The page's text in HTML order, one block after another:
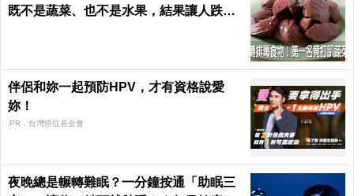
既不是蔬菜、也不是水果，結果讓人跌破
伴侶和妳一起預防HPV，才有資格說愛
妳！
PR．台灣癌症基金會
夜晚總是輾轉難眠？一分鐘按通「助眠三